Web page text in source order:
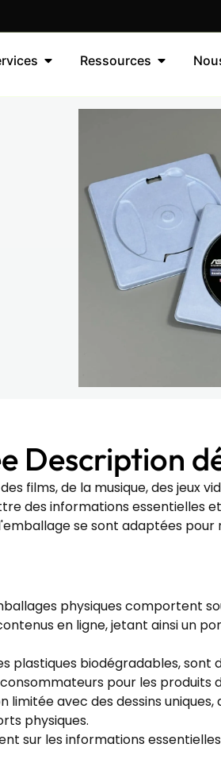
Ressources
Description
films, de la musique, des jeux
des informations essentielles
se sont adaptées pour
physiques comportent
en ligne, jetant ainsi un
plastiques biodégradables, sont
pour les produits
limitée avec des dessins
physiques.
sur les informations